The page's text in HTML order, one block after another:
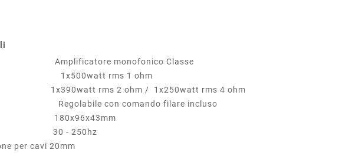
principali
monofonico Classe
su 1x500watt rms 1 ohm
2 ohm / 1x250watt rms 4 ohm
Regolabile con comando filare incluso
180x96x43mm
- 250hz
per cavi 20mm